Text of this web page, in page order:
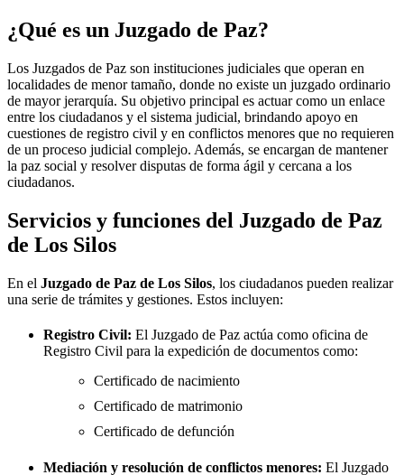
¿Qué es un Juzgado de Paz?
Los Juzgados de Paz son instituciones judiciales que operan en
localidades de menor tamaño, donde no existe un juzgado ordinario
de mayor jerarquía. Su objetivo principal es actuar como un enlace
entre los ciudadanos y el sistema judicial, brindando apoyo en
cuestiones de registro civil y en conflictos menores que no requieren
de un proceso judicial complejo. Además, se encargan de mantener
la paz social y resolver disputas de forma ágil y cercana a los
ciudadanos.
Servicios y funciones del Juzgado de Paz
de Los Silos
En el Juzgado de Paz de Los Silos, los ciudadanos pueden realizar
una serie de trámites y gestiones. Estos incluyen:
Registro Civil: El Juzgado de Paz actúa como oficina de
Registro Civil para la expedición de documentos como:
Certificado de nacimiento
Certificado de matrimonio
Certificado de defunción
Mediación y resolución de conflictos menores: El Juzgado